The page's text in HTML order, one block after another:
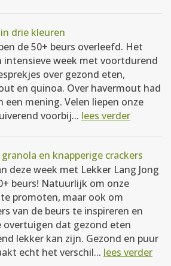
drie kleuren
de 50+ beurs overleefd. Het
intensieve week met voortdurend
over gezond eten,
en quinoa. Over havermout had
een mening. Velen liepen onze
voorbij... lees verder
en knapperige crackers
deze week met Lekker Lang Jong
beurs! Natuurlijk om onze
promoten, maar ook om
van de beurs te inspireren en
overtuigen dat gezond eten
lekker kan zijn. Gezond en puur
echt het verschil... lees verder